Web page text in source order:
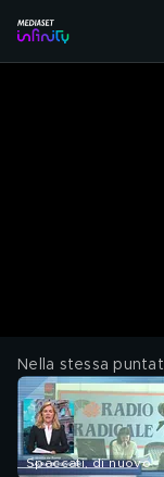
Nella stessa
Spaccati, di nuovo